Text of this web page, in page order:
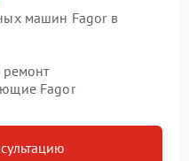
машин Fagor в
Fagor